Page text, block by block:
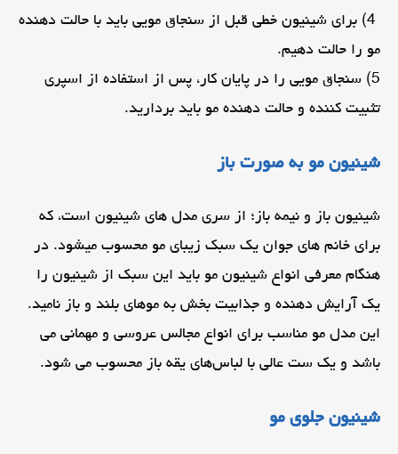
4) برای شینیون خطی قبل از سنجاق مویی باید با حالت دهنده
مو را حالت دهیم.
5) سنجاق مویی را در پایان کار، پس از استفاده از اسپری
تثبیت کننده و حالت دهنده مو باید بردارید.
شینیون مو به صورت باز
شینیون باز و نیمه باز؛ از سری مدل های شینیون است، که
برای خانم های جوان یک سبک زیبای مو محسوب میشود. در
هنگام معرفی انواع شینیون مو باید این سبک از شینیون را
یک آرایش دهنده و جذابیت بخش به موهای بلند و باز نامید.
این مدل مو مناسب برای انواع مجالس عروسی و مهمانی می
باشد و یک ست عالی با لباس‌های یقه باز محسوب می شود.
شینیون جلوی مو